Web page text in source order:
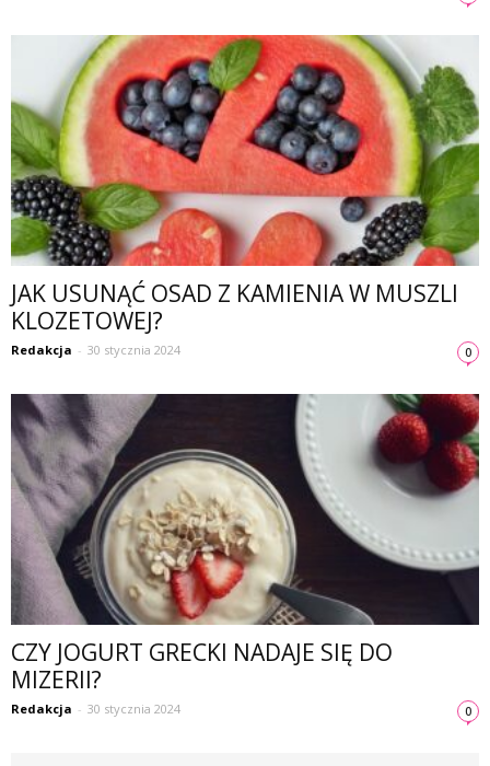
JAK USUNĄĆ OSAD Z KAMIENIA W MUSZLI
KLOZETOWEJ?
Redakcja - 30 stycznia 2024 0
CZY JOGURT GRECKI NADAJE SIĘ DO
MIZERII?
Redakcja - 30 stycznia 2024 0